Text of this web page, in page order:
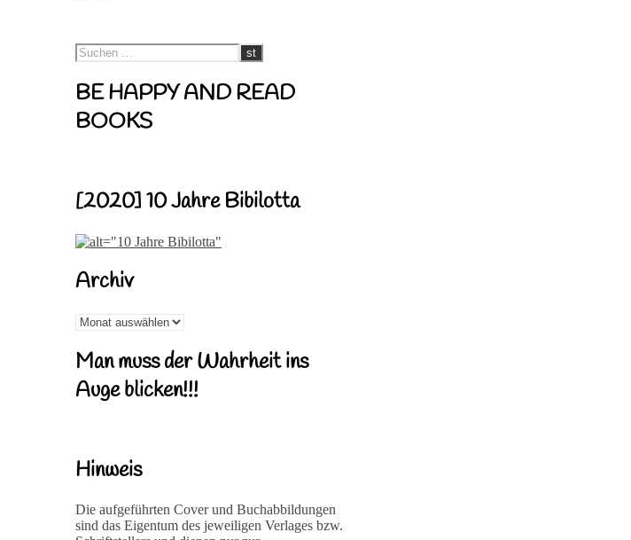
BE HAPPY AND READ
BOOKS
[2020] 10 Jahre Bibilotta
Archiv
Archiv
Man muss der Wahrheit ins
Auge blicken!!!
Hinweis
Die aufgeführten Cover und Buchabbildungen
sind das Eigentum des jeweiligen Verlages bzw.